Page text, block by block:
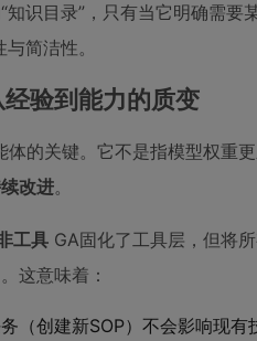
识目录”，只有当它明确需要
简洁性。
验到能力的质变
体的关键。它不是指模型权重
改进。
工具 GA固化了工具层，但将
这意味着：
（创建新SOP）不会影响现有